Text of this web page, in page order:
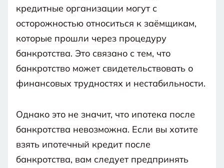
сайтом
кредитные организации могут с
осторожностью относиться к заёмщикам,
которые прошли через процедуру
банкротства. Это связано с тем, что
банкротство может свидетельствовать о
финансовых трудностях и нестабильности.
Однако это не значит, что ипотека после
банкротства невозможна. Если вы хотите
взять ипотечный кредит после
банкротства, вам следует предпринять